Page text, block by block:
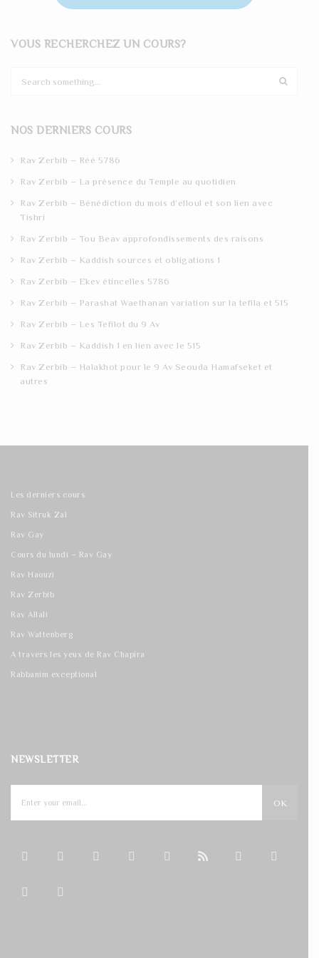
VOUS RECHERCHEZ UN COURS?
c
NOS DERNIERS COURS
Rav Zerbib – Réé 5786
Rav Zerbib – La présence du Temple au quotidien
Rav Zerbib – Bénédiction du mois d’elloul et son lien avec
Tishri
Rav Zerbib – Tou Beav approfondissements des raisons
Rav Zerbib – Kaddish sources et obligations 1
Rav Zerbib – Ekev étincelles 5786
Rav Zerbib – Parashat Waethanan variation sur la tefila et 515
Rav Zerbib – Les Tefilot du 9 Av
Rav Zerbib – Kaddish 1 en lien avec le 515
Rav Zerbib – Halakhot pour le 9 Av Seouda Hamafseket et
autres
Les derniers cours
Rav Sitruk Zal
Rav Gay
Cours du lundi – Rav Gay
Rav Haouzi
Rav Zerbib
Rav Allali
Rav Wattenberg
A travers les yeux de Rav Chapira
Rabbanim exceptional
NEWSLETTER
OK